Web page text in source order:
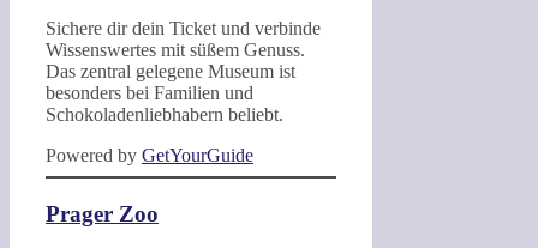
Sichere dir dein Ticket und verbinde
Wissenswertes mit süßem Genuss.
Das zentral gelegene Museum ist
besonders bei Familien und
Schokoladenliebhabern beliebt.
Powered by GetYourGuide
Prager Zoo